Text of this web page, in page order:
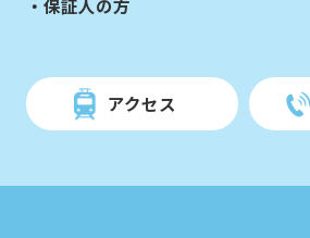
保証人の方
アクセス